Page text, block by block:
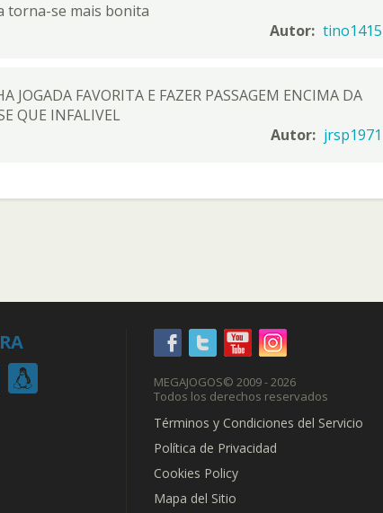
torna-se mais bonita
Autor: tino1415
JOGADA FAVORITA E FAZER PASSAGEM ENCIMA DA
QUE INFALIVEL
Autor: jrsp1971
MEGAJOGOS© 2009 - 2026
Todos los derechos reservados
Términos y Condiciones del Servicio
Política de Privacidad
Cookies Policy
Mapa del Sitio